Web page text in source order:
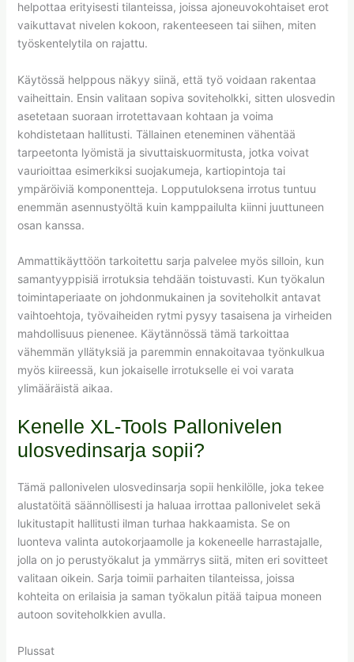
helpottaa erityisesti tilanteissa, joissa ajoneuvokohtaiset erot
vaikuttavat nivelen kokoon, rakenteeseen tai siihen, miten
työskentelytila on rajattu.
Käytössä helppous näkyy siinä, että työ voidaan rakentaa
vaiheittain. Ensin valitaan sopiva soviteholkki, sitten ulosvedin
asetetaan suoraan irrotettavaan kohtaan ja voima
kohdistetaan hallitusti. Tällainen eteneminen vähentää
tarpeetonta lyömistä ja sivuttaiskuormitusta, jotka voivat
vaurioittaa esimerkiksi suojakumeja, kartiopintoja tai
ympäröiviä komponentteja. Lopputuloksena irrotus tuntuu
enemmän asennustyöltä kuin kamppailulta kiinni juuttuneen
osan kanssa.
Ammattikäyttöön tarkoitettu sarja palvelee myös silloin, kun
samantyyppisiä irrotuksia tehdään toistuvasti. Kun työkalun
toimintaperiaate on johdonmukainen ja soviteholkit antavat
vaihtoehtoja, työvaiheiden rytmi pysyy tasaisena ja virheiden
mahdollisuus pienenee. Käytännössä tämä tarkoittaa
vähemmän yllätyksiä ja paremmin ennakoitavaa työnkulkua
myös kiireessä, kun jokaiselle irrotukselle ei voi varata
ylimääräistä aikaa.
Kenelle XL-Tools Pallonivelen
ulosvedinsarja sopii?
Tämä pallonivelen ulosvedinsarja sopii henkilölle, joka tekee
alustatöitä säännöllisesti ja haluaa irrottaa pallonivelet sekä
lukitustapit hallitusti ilman turhaa hakkaamista. Se on
luonteva valinta autokorjaamolle ja kokeneelle harrastajalle,
jolla on jo perustyökalut ja ymmärrys siitä, miten eri sovitteet
valitaan oikein. Sarja toimii parhaiten tilanteissa, joissa
kohteita on erilaisia ja saman työkalun pitää taipua moneen
autoon soviteholkkien avulla.
Plussat